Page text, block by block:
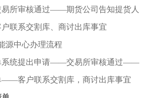
所审核通过——期货公司告知提货人
联系交割库、商讨出库事宜
源中心办理流程
统提出申请——交易所审核通过——
——客户联系交割库，商讨出库事宜